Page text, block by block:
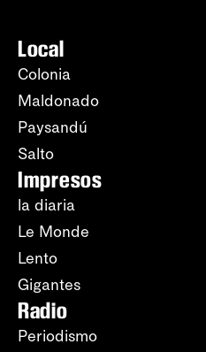
Local
Colonia
Maldonado
Paysandú
Salto
Impresos
la diaria
Le Monde
Lento
Gigantes
Radio
Periodismo